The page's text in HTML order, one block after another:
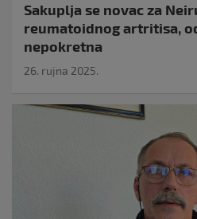
Sakuplja se novac za
reumatoidnog artritisa,
nepokretna
26. rujna 2025.